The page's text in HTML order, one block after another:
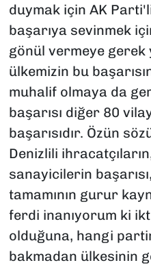
duymak için AK
başarıya sevinmek
gönül vermeye gerek
ülkemizin bu
muhalif olmaya da
başarısı diğer 80
başarısıdır. Özün
Denizlili
sanayicilerin
tamamının gurur
ferdi inanıyorum ki
olduğuna, hangi
bakmadan ülkesinin